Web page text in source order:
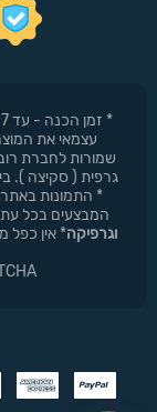
עצמאי את
שמורות לחברת
* התמונות
המבצעים בכל
וגרפיקה* אין כפל